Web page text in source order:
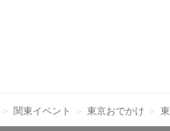
関東イベント 東京おでかけ